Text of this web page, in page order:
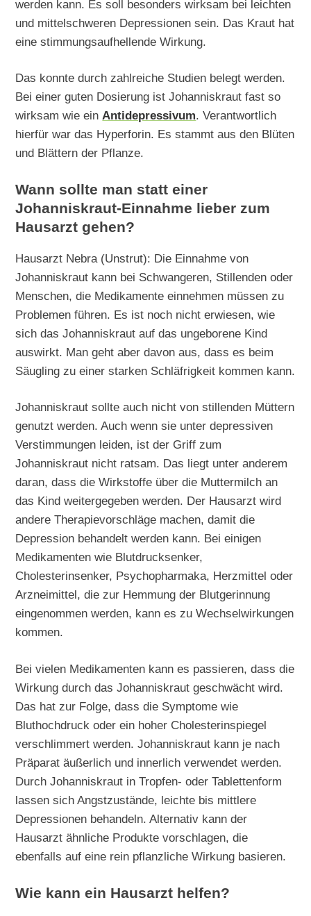
werden kann. Es soll besonders wirksam bei leichten
und mittelschweren Depressionen sein. Das Kraut hat
eine stimmungsaufhellende Wirkung.
Das konnte durch zahlreiche Studien belegt werden.
Bei einer guten Dosierung ist Johanniskraut fast so
wirksam wie einAntidepressivum. Verantwortlich
hierfür war das Hyperforin. Es stammt aus den Blüten
und Blättern der Pflanze.
Wann sollte man statt einer
Johanniskraut-Einnahme lieber zum
Hausarzt gehen?
Hausarzt Nebra (Unstrut): Die Einnahme von
Johanniskraut kann bei Schwangeren, Stillenden oder
Menschen, die Medikamente einnehmen müssen zu
Problemen führen. Es ist noch nicht erwiesen, wie
sich das Johanniskraut auf das ungeborene Kind
auswirkt. Man geht aber davon aus, dass es beim
Säugling zu einer starken Schläfrigkeit kommen kann.
Johanniskraut sollte auch nicht von stillenden Müttern
genutzt werden. Auch wenn sie unter depressiven
Verstimmungen leiden, ist der Griff zum
Johanniskraut nicht ratsam. Das liegt unter anderem
daran, dass die Wirkstoffe über die Muttermilch an
das Kind weitergegeben werden. Der Hausarzt wird
andere Therapievorschläge machen, damit die
Depression behandelt werden kann. Bei einigen
Medikamenten wie Blutdrucksenker,
Cholesterinsenker, Psychopharmaka, Herzmittel oder
Arzneimittel, die zur Hemmung der Blutgerinnung
eingenommen werden, kann es zu Wechselwirkungen
kommen.
Bei vielen Medikamenten kann es passieren, dass die
Wirkung durch das Johanniskraut geschwächt wird.
Das hat zur Folge, dass die Symptome wie
Bluthochdruck oder ein hoher Cholesterinspiegel
verschlimmert werden. Johanniskraut kann je nach
Präparat äußerlich und innerlich verwendet werden.
Durch Johanniskraut in Tropfen- oder Tablettenform
lassen sich Angstzustände, leichte bis mittlere
Depressionen behandeln. Alternativ kann der
Hausarzt ähnliche Produkte vorschlagen, die
ebenfalls auf eine rein pflanzliche Wirkung basieren.
Wie kann ein Hausarzt helfen?